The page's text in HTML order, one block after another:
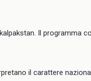
Il programma
il carattere